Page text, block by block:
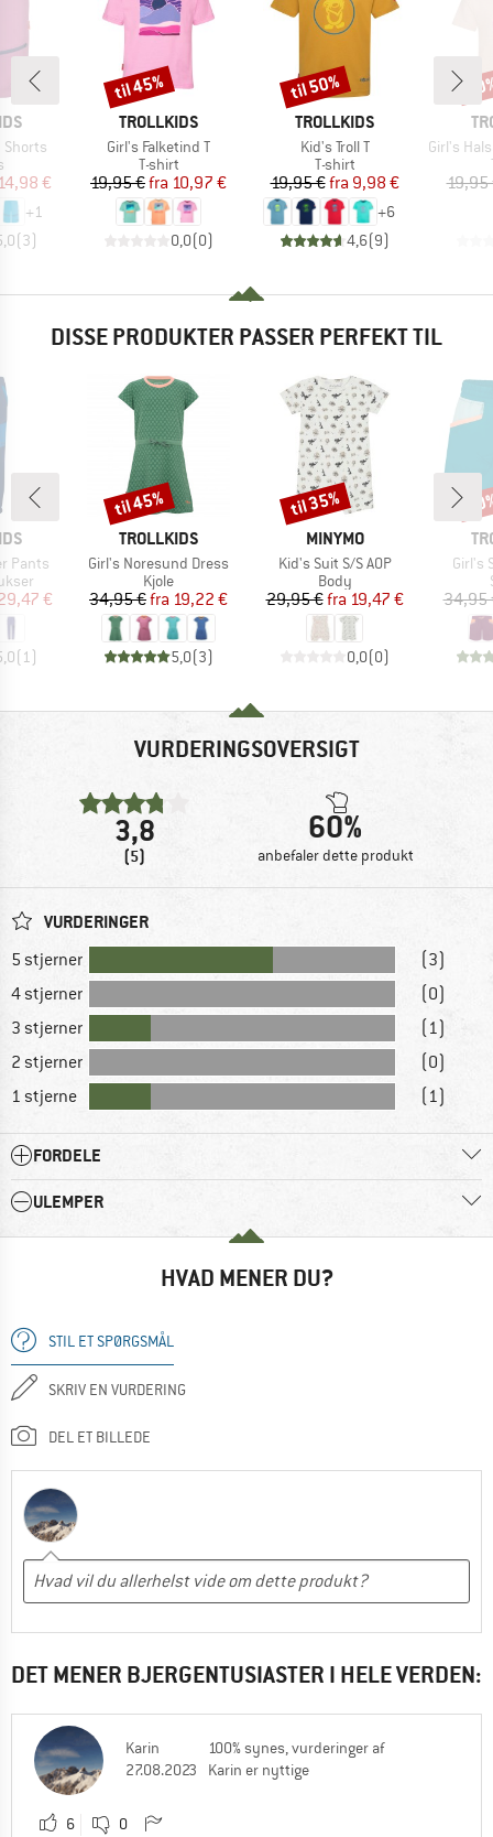
Shorts
pris
€
+1
(3)
MÆRKE
TROLLKIDS
Artikel
Girl's Falketind T
Produktgruppe
T-shirt
Pris
19,95 € Nedsat pris
fra 10,97 €
0,0(0)
Rabat
til 45%
MÆRKE
TROLLKIDS
Artikel
Kid's Troll T
Produktgruppe
T-shirt
Pris
19,95 € Nedsat pris
fra 9,98 €
+6
4,6(9)
Rabat
til 50%
Artikel
Girl's
19,95
DISSE PRODUKTER PASSER PERFEKT TIL
Pants
pris
€
(1 )
MÆRKE
TROLLKIDS
Artikel
Girl's Noresund Dress
Produktgruppe
Kjole
Pris
34,95 € Nedsat pris
fra 19,22 €
5,0(3)
Rabat
til 45%
MÆRKE
MINYMO
Artikel
Kid's Suit S/S AOP
Produktgruppe
Body
Pris
29,95 € Nedsat pris
fra 19,47 €
0,0(0)
Rabat
til 35%
Artikel
Girl's
34,95
VURDERINGSOVERSIGT
3,8
(5)
60%
anbefaler dette produkt
VURDERINGER
5 stjerner
(3)
4 stjerner
(0)
3 stjerner
(1)
2 stjerner
(0)
1 stjerne
(1)
FORDELE
ULEMPER
HVAD MENER DU?
STIL ET SPØRGSMÅL
SKRIV EN VURDERING
DEL ET BILLEDE
DET MENER BJERGENTUSIASTER I HELE VERDEN:
Karin
27.08.2023
100% synes, vurderinger af
Karin er nyttige
6 0